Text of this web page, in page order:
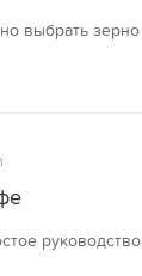
выбрать зерно
руководство